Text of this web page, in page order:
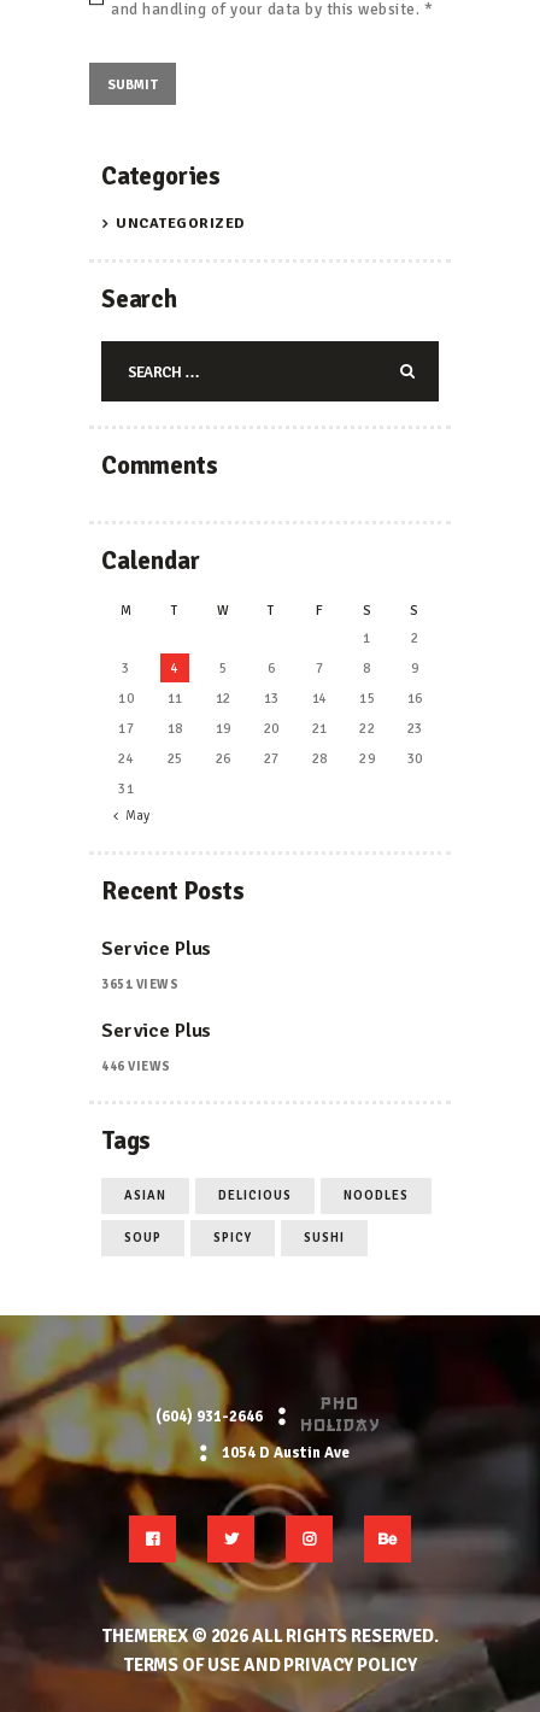
and handling of your data by this website. *
Categories
UNCATEGORIZED
Search
Comments
Calendar
M T W T F S
S
1
2
3
4 5 6 7 8
9
10
11 12 13 14 15
16
17
18 19 20 21 22
23
24
25 26 27 28 29
30
31
« May
Recent Posts
Service Plus
3651 VIEWS
Service Plus
446 VIEWS
Tags
ASIAN DELICIOUS NOODLES
SOUP SPICY SUSHI
(604) 931-2646
PHO
HOLIDAY
1054 D Austin Ave
THEMEREX© 2026 ALL RIGHTS RESERVED.
TERMS OF USEANDPRIVACY POLICY